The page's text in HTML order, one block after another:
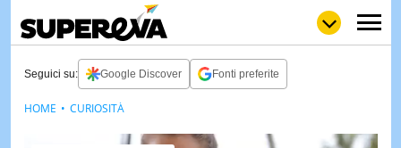
GULP
LOVENEWS
Seguici su: Google Discover Fonti preferite
HOME CURIOSITÀ